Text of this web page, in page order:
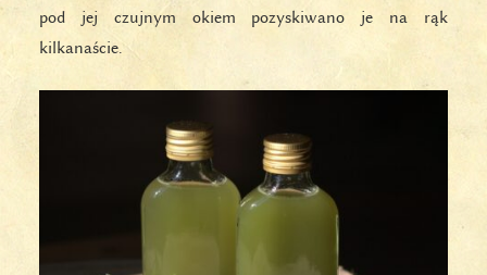
pod jej czujnym okiem pozyskiwano je na rąk
kilkanaście.